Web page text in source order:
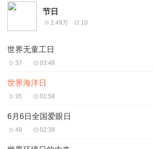
节日
2.49万 10
世界无童工日
37 03:48
世界海洋日
35 01:58
6月6日全国爱眼日
49 02:39